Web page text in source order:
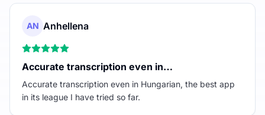
AN Anhellena
Accurate transcription even in…
Accurate transcription even in Hungarian, the best app
in its league I have tried so far.